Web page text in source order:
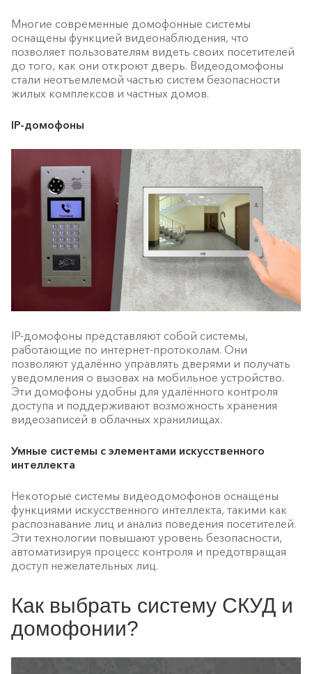
Многие современные домофонные системы
оснащены функцией видеонаблюдения, что
позволяет пользователям видеть своих посетителей
до того, как они откроют дверь. Видеодомофоны
стали неотъемлемой частью систем безопасности
жилых комплексов и частных домов.
IP-домофоны
IP-домофоны представляют собой системы,
работающие по интернет-протоколам. Они
позволяют удалённо управлять дверями и получать
уведомления о вызовах на мобильное устройство.
Эти домофоны удобны для удалённого контроля
доступа и поддерживают возможность хранения
видеозаписей в облачных хранилищах.
Умные системы с элементами искусственного
интеллекта
Некоторые системы видеодомофонов оснащены
функциями искусственного интеллекта, такими как
распознавание лиц и анализ поведения посетителей.
Эти технологии повышают уровень безопасности,
автоматизируя процесс контроля и предотвращая
доступ нежелательных лиц.
Как выбрать систему СКУД и
домофонии?